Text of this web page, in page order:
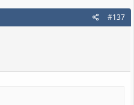
#137